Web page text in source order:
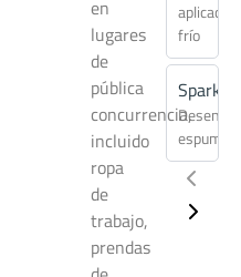
frío
Spark
en
lugares
de
pública
concurrencia,
incluido
ropa
de
trabajo,
prendas